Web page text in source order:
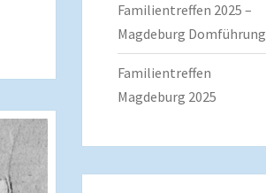
Familientreffen 2025 –
Magdeburg Domführung
Familientreffen
Magdeburg 2025